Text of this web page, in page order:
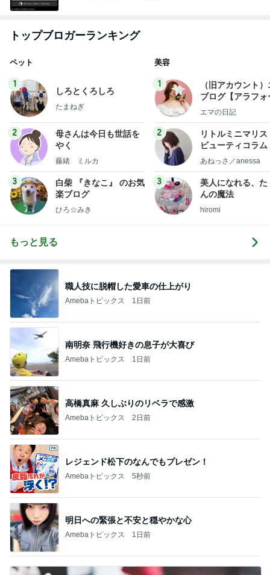
トップブロガーランキング
ペット
1
しろとくろしろ
たまねぎ
2
母さんは今日も世話を
やく
藤緒 ミルカ
3
白柴 『きなこ』 のお気
楽ブログ
ひろ☆みき
美容
1
（旧アカウント
ブログ【アラフォ
社売却セカンドラ
エマの日記
2
リトルミニマリス
ビューティコラ
little
あねっさ／anessa
3
美人になれる、た
んの魔法
hiromi
もっと見る
職人技に脱帽した愛車の仕上がり
Amebaトピックス 1日前
南明奈 飛行機好きの息子が大喜び
Amebaトピックス 1日前
高橋真麻 久しぶりのリベラで感激
Amebaトピックス 2日前
レジェンド松下のなんでもプレゼン！
Amebaトピックス 5秒前
明日への緊張と不安と穏やかな心
Amebaトピックス 1日前